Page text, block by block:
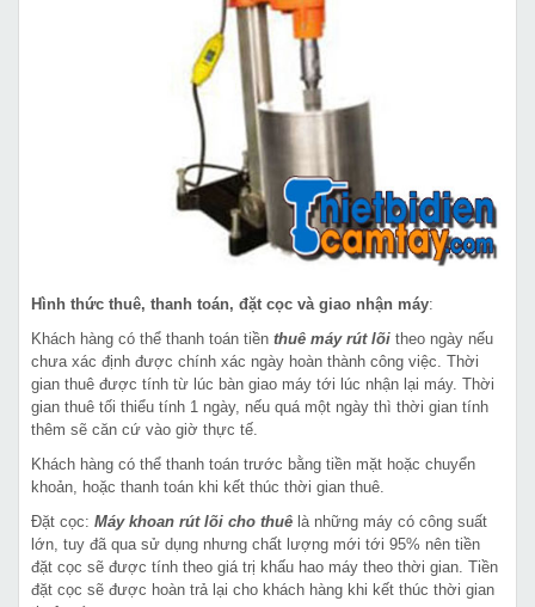
Hình thức thuê, thanh toán, đặt cọc và giao nhận máy:
Khách hàng có thể thanh toán tiền thuê máy rút lõi theo ngày nếu
chưa xác định được chính xác ngày hoàn thành công việc. Thời
gian thuê được tính từ lúc bàn giao máy tới lúc nhận lại máy. Thời
gian thuê tối thiểu tính 1 ngày, nếu quá một ngày thì thời gian tính
thêm sẽ căn cứ vào giờ thực tế.
Khách hàng có thể thanh toán trước bằng tiền mặt hoặc chuyển
khoản, hoặc thanh toán khi kết thúc thời gian thuê.
Đặt cọc: Máy khoan rút lõi cho thuê là những máy có công suất
lớn, tuy đã qua sử dụng nhưng chất lượng mới tới 95% nên tiền
đặt cọc sẽ được tính theo giá trị khấu hao máy theo thời gian. Tiền
đặt cọc sẽ được hoàn trả lại cho khách hàng khi kết thúc thời gian